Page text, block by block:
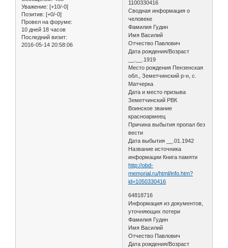
Уважение: [+10/-0]
Позитив: [+0/-0]
Провел на форуме:
10 дней 18 часов
Последний визит:
2016-05-14 20:58:06
1100330416
Сводная информация о
человеке
Фамилия Гудин
Имя Василий
Отчество Павлович
Дата рождения/Возраст
__.__.1919
Место рождения Пензенская
обл., Земетчинский р-н, с.
Матчерка
Дата и место призыва
Земетчинский РВК
Воинское звание
красноармеец
Причина выбытия пропал без
вести
Дата выбытия __.01.1942
Название источника
информации Книга памяти
http://obd-
memorial.ru/html/info.htm?
id=1050330416
64818716
Информация из документов,
уточняющих потери
Фамилия Гудин
Имя Василий
Отчество Павлович
Дата рождения/Возраст